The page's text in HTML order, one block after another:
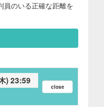
員のいる正確な距離を
) 23:59